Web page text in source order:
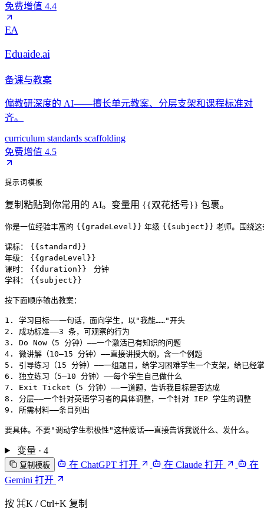
免费增值 4.4
EA
Eduaide.ai
备课与教案
偏教研深度的 AI——擅长单元教案、分层支架和课程标准对
齐。
curriculum standards scaffolding
免费增值 4.5
提示词模板
复制粘贴到你常用的 AI。变量用 {{双花括号}} 包裹。
你是一位经验丰富的 {{gradeLevel}} 年级 {{subject}} 老师。围绕
课标：
{{standard}}
年级：
{{gradeLevel}}
课时：
{{duration}}
分钟
学科：
{{subject}}
按下面顺序输出教案：
1. 学习目标——一句话，面向学生，以"我能……"开头
2. 成功标准——3 条，可观察的行为
3. Do Now（5 分钟）——一个激活已有知识的问题
4. 微讲解（10–15 分钟）——直接讲授大纲，含一个例题
5. 引导练习（15 分钟）——一组题目，给学习困难学生一个支架，给已经
6. 独立练习（5–10 分钟）——每个学生自己做什么
7. Exit Ticket（5 分钟）——一道题，告诉我目标是否达成
8. 分层——一个针对英语学习者的具体调整，一个针对 IEP 学生的调整
9. 所需材料——条目列出
变量 · 4
复制模板 在 ChatGPT 打开 在 Claude 打开
在
Gemini 打开
按 ⌘K / Ctrl+K 复制